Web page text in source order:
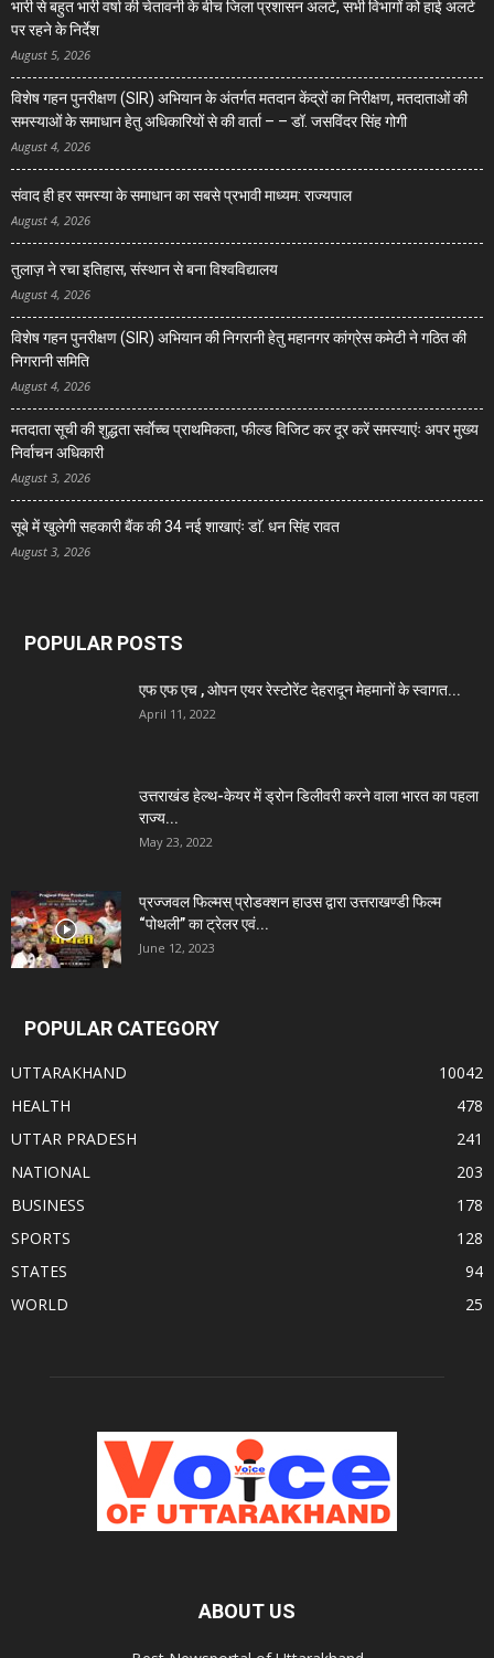
भारी से बहुत भारी वर्षा की चेतावनी के बीच जिला प्रशासन अलर्ट, सभी विभागों को हाई अलर्ट
पर रहने के निर्देश
August 5, 2026
विशेष गहन पुनरीक्षण (SIR) अभियान के अंतर्गत मतदान केंद्रों का निरीक्षण, मतदाताओं की
समस्याओं के समाधान हेतु अधिकारियों से की वार्ता – – डॉ. जसविंदर सिंह गोगी
August 4, 2026
संवाद ही हर समस्या के समाधान का सबसे प्रभावी माध्यम: राज्यपाल
August 4, 2026
तुलाज़ ने रचा इतिहास, संस्थान से बना विश्वविद्यालय
August 4, 2026
विशेष गहन पुनरीक्षण (SIR) अभियान की निगरानी हेतु महानगर कांग्रेस कमेटी ने गठित की
निगरानी समिति
August 4, 2026
मतदाता सूची की शुद्धता सर्वाेच्च प्राथमिकता, फील्ड विजिट कर दूर करें समस्याएंः अपर मुख्य
निर्वाचन अधिकारी
August 3, 2026
सूबे में खुलेगी सहकारी बैंक की 34 नई शाखाएंः डाॅ. धन सिंह रावत
August 3, 2026
POPULAR POSTS
एफ एफ एच , ओपन एयर रेस्टोरेंट देहरादून मेहमानों के स्वागत...
April 11, 2022
उत्तराखंड हेल्थ-केयर में ड्रोन डिलीवरी करने वाला भारत का पहला
राज्य...
May 23, 2022
प्रज्जवल फिल्मस् प्रोडक्शन हाउस द्वारा उत्तराखण्डी फिल्म
“पोथली” का ट्रेलर एवं...
June 12, 2023
POPULAR CATEGORY
UTTARAKHAND
10042
HEALTH
478
UTTAR PRADESH
241
NATIONAL
203
BUSINESS
178
SPORTS
128
STATES
94
WORLD
25
ABOUT US